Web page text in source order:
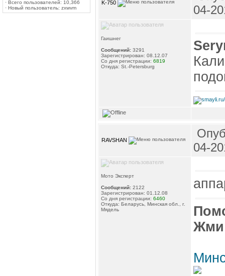
· Всего пользователей: 10,366
· Новый пользователь: zxwvm
K-750
04-
Гаишнег
Сообщений: 3291
Зарегистрирован: 08.12.07
Со дня регистрации: 6819
Откуда: St.-Petersburg
RAVSHAN
04-
Мото Эксперт
Сообщений: 2122
Зарегистрирован: 01.12.08
Со дня регистрации: 6460
Откуда: Беларусь, Минская обл., г.
Мядель
Жми